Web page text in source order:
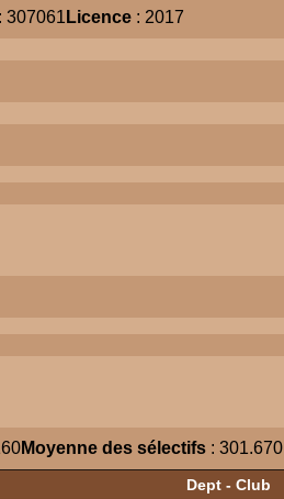
: 307061 Licence : 2017
Moyenne des sélectifs : 301.670
Dept - Club